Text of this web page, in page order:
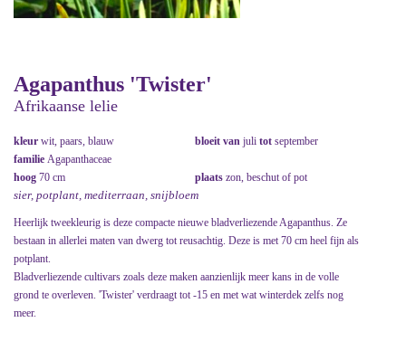
Agapanthus 'Twister'
Afrikaanse lelie
kleur wit, paars, blauw bloeit van juli tot september
familie Agapanthaceae
hoog 70 cm plaats zon, beschut of pot
sier, potplant, mediterraan, snijbloem
Heerlijk tweekleurig is deze compacte nieuwe bladverliezende Agapanthus. Ze
bestaan in allerlei maten van dwerg tot reusachtig. Deze is met 70 cm heel fijn als
potplant.
Bladverliezende cultivars zoals deze maken aanzienlijk meer kans in de volle
grond te overleven. 'Twister' verdraagt tot -15 en met wat winterdek zelfs nog
meer.